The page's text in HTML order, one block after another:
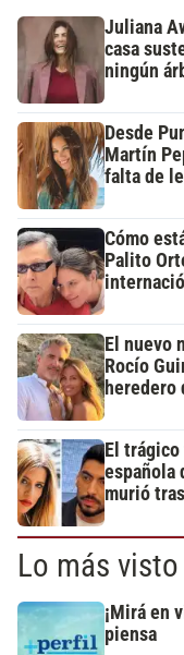
Juliana
casa
ningún
Desde
Martín
falta de
Cómo
Palito
El nuevo
Rocío
El
española
murió
Lo más
¡Mirá en
piensa